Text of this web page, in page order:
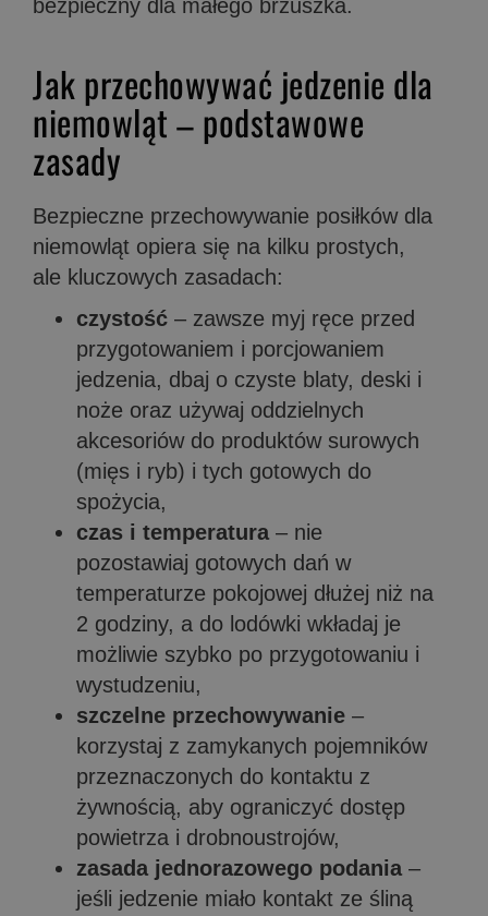
bezpieczny dla małego brzuszka.
Jak przechowywać jedzenie dla
niemowląt – podstawowe
zasady
Bezpieczne przechowywanie posiłków dla
niemowląt opiera się na kilku prostych,
ale kluczowych zasadach:
czystość – zawsze myj ręce przed
przygotowaniem i porcjowaniem
jedzenia, dbaj o czyste blaty, deski i
noże oraz używaj oddzielnych
akcesoriów do produktów surowych
(mięs i ryb) i tych gotowych do
spożycia,
czas i temperatura – nie
pozostawiaj gotowych dań w
temperaturze pokojowej dłużej niż na
2 godziny, a do lodówki wkładaj je
możliwie szybko po przygotowaniu i
wystudzeniu,
szczelne przechowywanie –
korzystaj z zamykanych pojemników
przeznaczonych do kontaktu z
żywnością, aby ograniczyć dostęp
powietrza i drobnoustrojów,
zasada jednorazowego podania –
jeśli jedzenie miało kontakt ze śliną